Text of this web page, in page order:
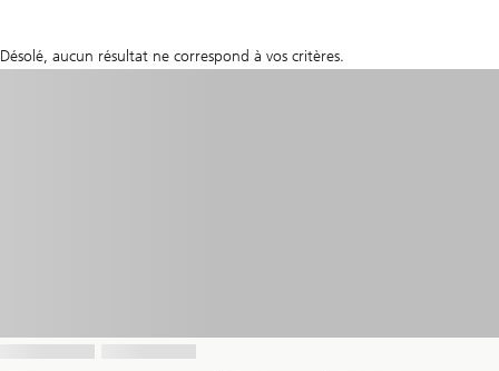
Désolé, aucun résultat ne correspond à vos critères.